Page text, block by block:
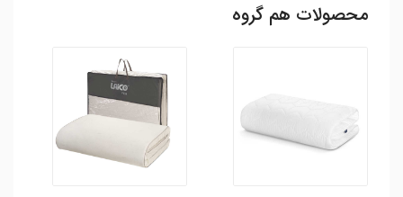
ثبت نظر
شما می توانید با ثبت نظر و امتیاز خود ما را در بهبود محصولات
افزودن نظر
محصولات هم گروه